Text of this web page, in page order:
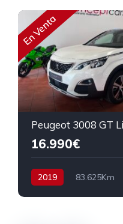
En Venta
16.990€
2019 83.625Km